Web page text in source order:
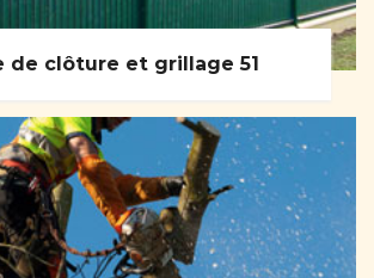
de clôture et grillage 51